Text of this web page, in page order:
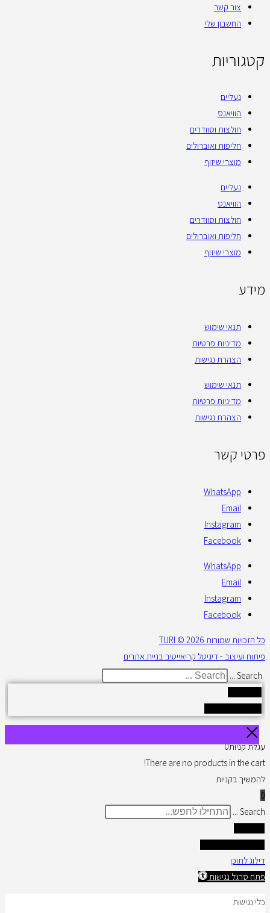
צור קשר
החשבון שלי
קטגוריות
נעליים
הוויאנס
חולצות וסוודרים
חליפות ואוברולים
מוצרי שיזוף
נעליים
הוויאנס
חולצות וסוודרים
חליפות ואוברולים
מוצרי שיזוף
מידע
תנאי שימוש
מדיניות פרטיות
הצהרת נגישות
תנאי שימוש
מדיניות פרטיות
הצהרת נגישות
פרטי קשר
WhatsApp
Email
Instagram
Facebook
WhatsApp
Email
Instagram
Facebook
כל הזכויות שמורות 2026 © TURI
פיתוח ועיצוב - דיגיטל קריאייטיב בניית אתרים
Search ...
עגלת קניות0
There are no products in the cart!
להמשיך בקניות
0
Search ...
דילוג לתוכן
פתח סרגל נגישות
כלי נגישות